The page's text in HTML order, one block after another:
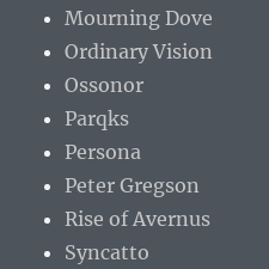
Mourning Dove
Ordinary Vision
Ossonor
Parqks
Persona
Peter Gregson
Rise of Avernus
Syncatto